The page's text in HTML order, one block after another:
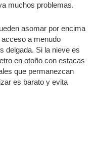
muchos problemas.
asomar por encima
a menudo
delgada. Si la nieve es
en otoño con estacas
que permanezcan
es barato y evita